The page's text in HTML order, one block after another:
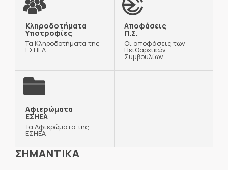
Κληροδοτήματα
Υποτροφίες
Τα Κληροδοτήματα της
ΕΣΗΕΑ
Αποφάσεις
Π.Σ.
Οι αποφάσεις των
Πειθαρχικών
Συμβουλίων
Αφιερώματα
ΕΣΗΕΑ
Τα Αφιερώματα της
ΕΣΗΕΑ
ΣΗΜΑΝΤΙΚΑ